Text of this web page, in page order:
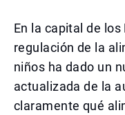
En la capital de
regulación de la
niños ha dado un
actualizada de la
claramente qué